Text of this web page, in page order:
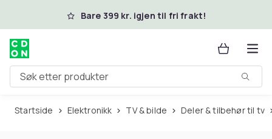
Hopp til hovedinnholdBare 399 kr. igjen til fri frakt!
Søk etter produkter
Startside Elektronikk TV & bilde Deler & tilbehør til tv